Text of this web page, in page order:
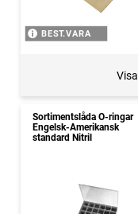
BEST.VARA
Visa
Sortimentslåda O-ringar
Engelsk-Amerikansk
standard Nitril